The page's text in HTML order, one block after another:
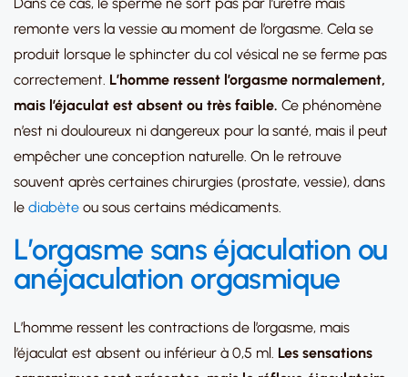
remonte vers la vessie au moment de l’orgasme. Cela se
produit lorsque le sphincter du col vésical ne se ferme pas
correctement. L’homme ressent l’orgasme normalement,
mais l’éjaculat est absent ou très faible. Ce phénomène
n’est ni douloureux ni dangereux pour la santé, mais il peut
empêcher une conception naturelle. On le retrouve
souvent après certaines chirurgies (prostate, vessie), dans
le diabète ou sous certains médicaments.
L’orgasme sans éjaculation ou
anéjaculation orgasmique
L’homme ressent les contractions de l’orgasme, mais
l’éjaculat est absent ou inférieur à 0,5 ml. Les sensations